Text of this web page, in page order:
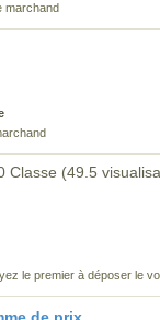
marchand
Classe (49.5
le premier à déposer le